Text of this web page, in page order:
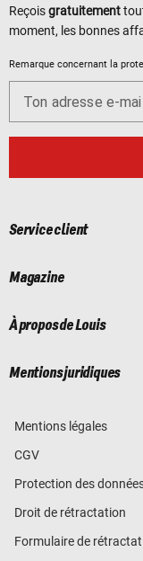
Reçoisgratuitement
moment, les bonnes
Remarque concernant la
Ton adresse e-
Service client
Magazine
À propos de Louis
Mentions juridiques
Mentions légales
CGV
Protection des
Droit de rétractation
Formulaire de